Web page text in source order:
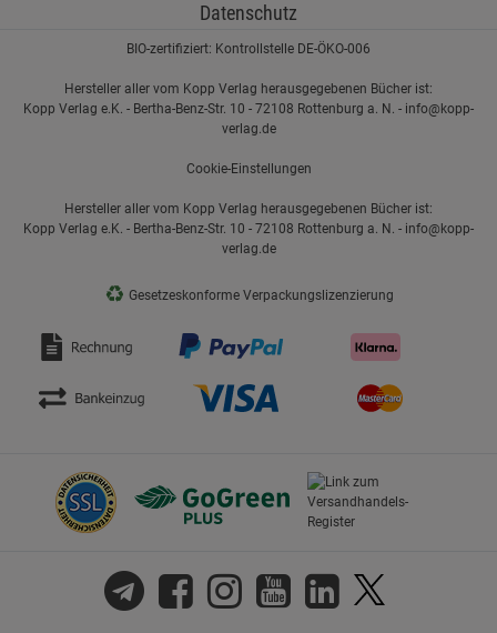
Datenschutz
BIO-zertifiziert: Kontrollstelle DE-ÖKO-006
Hersteller aller vom Kopp Verlag herausgegebenen Bücher ist:
Kopp Verlag e.K. - Bertha-Benz-Str. 10 - 72108 Rottenburg a. N. - info@kopp-
verlag.de
Cookie-Einstellungen
Hersteller aller vom Kopp Verlag herausgegebenen Bücher ist:
Kopp Verlag e.K. - Bertha-Benz-Str. 10 - 72108 Rottenburg a. N. - info@kopp-
verlag.de
♻ Gesetzeskonforme Verpackungslizenzierung